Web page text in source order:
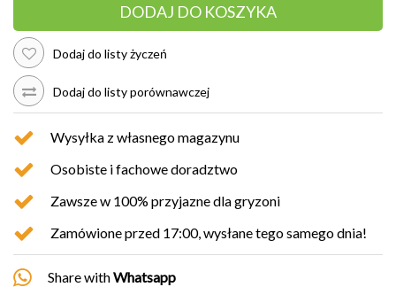
DODAJ DO KOSZYKA
Dodaj do listy życzeń
Dodaj do listy porównawczej
Wysyłka z własnego magazynu
Osobiste i fachowe doradztwo
Zawsze w 100% przyjazne dla gryzoni
Zamówione przed 17:00, wysłane tego samego dnia!
Share withWhatsapp